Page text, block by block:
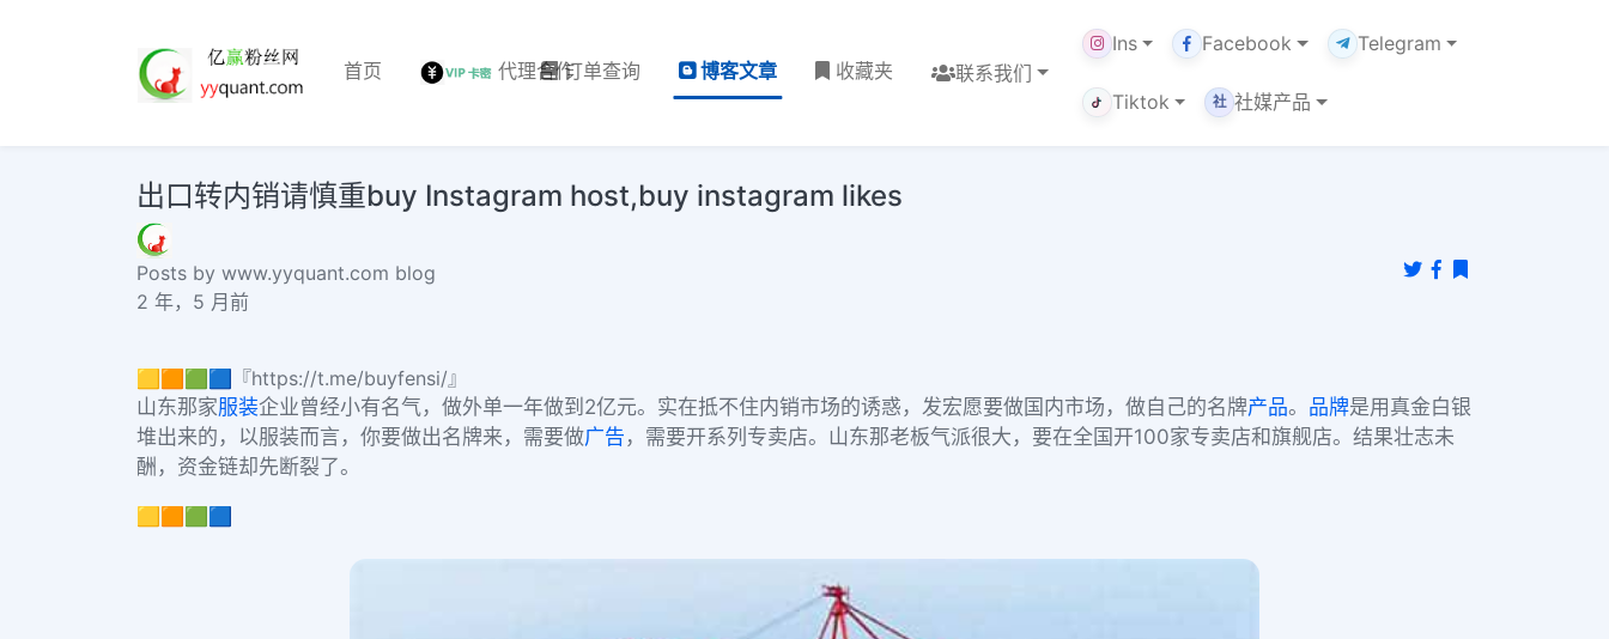
首页 代理合作订单查询 博客文章 收藏夹 联系我们
Ins Facebook Telegram
Tiktok 社 社媒产品
出口转内销请慎重buy Instagram host,buy instagram likes
Posts by www.yyquant.com blog
2 年，5 月前
🟨🟧🟩🟦『https://t.me/buyfensi/』
山东那家服装企业曾经小有名气，做外单一年做到2亿元。实在抵不住内销市场的诱惑，发宏愿要做国内市场，做自己的名牌产品。 品牌是用真金白银
堆出来的，以服装而言，你要做出名牌来，需要做广告 ，需要开系列专卖店。山东那老板气派很大，要在全国开100家专卖店和旗舰店。结果壮志未
酬，资金链却先断裂了。
🟨🟧🟩🟦